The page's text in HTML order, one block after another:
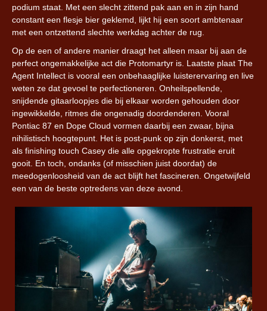
podium staat. Met een slecht zittend pak aan en in zijn hand
constant een flesje bier geklemd, lijkt hij een soort ambtenaar
met een ontzettend slechte werkdag achter de rug.
Op de een of andere manier draagt het alleen maar bij aan de
perfect ongemakkelijke act die Protomartyr is. Laatste plaat The
Agent Intellect is vooral een onbehaaglijke luisterervaring en live
weten ze dat gevoel te perfectioneren. Onheilspellende,
snijdende gitaarloopjes die bij elkaar worden gehouden door
ingewikkelde, ritmes die ongenadig doordenderen. Vooral
Pontiac 87 en Dope Cloud vormen daarbij een zwaar, bijna
nihilistisch hoogtepunt. Het is post-punk op zijn donkerst, met
als finishing touch Casey die alle opgekropte frustratie eruit
gooit. En toch, ondanks (of misschien juist doordat) de
meedogenloosheid van de act blijft het fascineren. Ongetwijfeld
een van de beste optredens van deze avond.